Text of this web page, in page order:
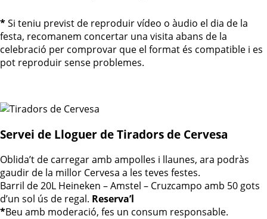
*Si teniu previst de reproduir vídeo o àudio el dia de la
festa, recomanem concertar una visita abans de la
celebració per comprovar que el format és compatible i es
pot reproduir sense problemes.
Servei de Lloguer de Tiradors de Cervesa
Oblida’t de carregar amb ampolles i llaunes, ara podràs
gaudir de la millor Cervesa a les teves festes.
Barril de 20L Heineken – Amstel – Cruzcampo amb 50 gots
d’un sol ús de regal. Reserva’l
*Beu amb moderació, fes un consum responsable.